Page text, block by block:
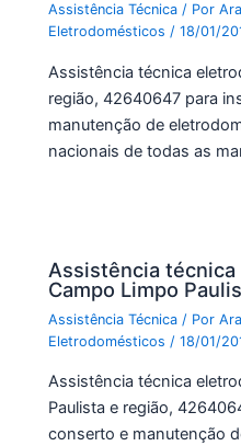
Assistência Técnica / Por
Eletrodomésticos/18/01/
Assistência técnica
região, 42640647 para
manutenção de
nacionais de todas as
Assistência
Campo Limpo
Assistência Técnica / Por
Eletrodomésticos /18/01/
Assistência técnica
Paulista e região,
conserto e manutenção